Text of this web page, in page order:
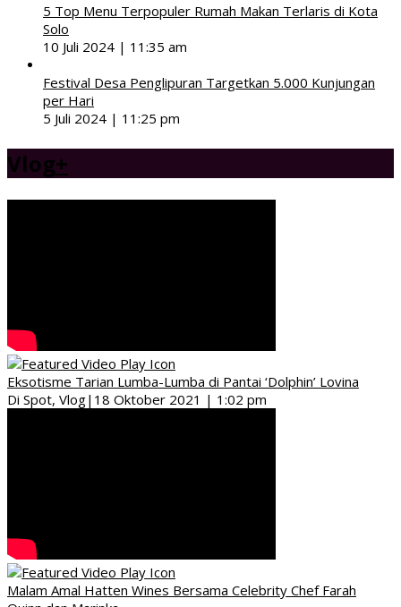
5 Top Menu Terpopuler Rumah Makan Terlaris di Kota
Solo
10 Juli 2024 | 11:35 am
Festival Desa Penglipuran Targetkan 5.000 Kunjungan
per Hari
5 Juli 2024 | 11:25 pm
Vlog+
Eksotisme Tarian Lumba-Lumba di Pantai ‘Dolphin’ Lovina
Di Spot, Vlog| 18 Oktober 2021 | 1:02 pm
Malam Amal Hatten Wines Bersama Celebrity Chef Farah